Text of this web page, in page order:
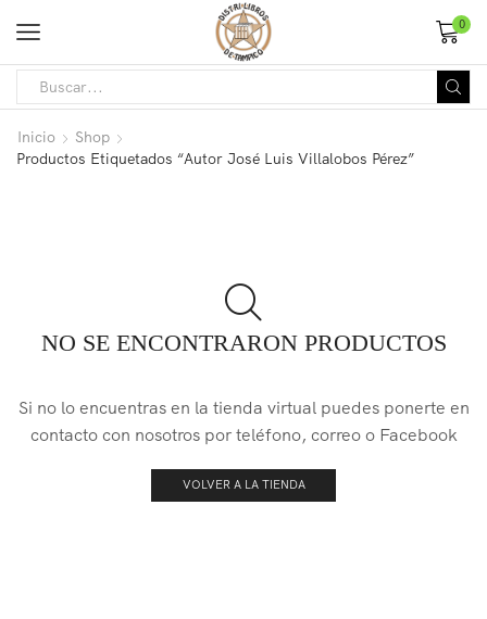
0
Inicio
Shop
Productos Etiquetados “Autor José Luis Villalobos Pérez”
NO SE ENCONTRARON PRODUCTOS
Si no lo encuentras en la tienda virtual puedes ponerte en
contacto con nosotros por teléfono, correo o Facebook
VOLVER A LA TIENDA